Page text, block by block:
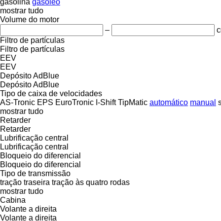
mostrar tudo
Volume do motor
–
Filtro de partículas
Filtro de partículas
EEV
EEV
Depósito AdBlue
Depósito AdBlue
Tipo de caixa de velocidades
AS-Tronic EPS EuroTronic I-Shift TipMatic automático manual
mostrar tudo
Retarder
Retarder
Lubrificação central
Lubrificação central
Bloqueio do diferencial
Bloqueio do diferencial
Tipo de transmissão
tração traseira tração às quatro rodas
mostrar tudo
Cabina
Volante a direita
Volante a direita